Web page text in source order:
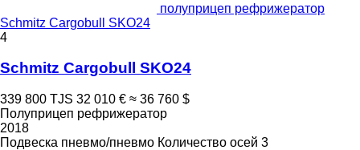
полуприцеп рефрижератор
Schmitz Cargobull SKO24
4
Schmitz Cargobull SKO24
339 800 TJS 32 010 € ≈ 36 760 $
Полуприцеп рефрижератор
2018
Подвеска пневмо/пневмо Количество осей 3